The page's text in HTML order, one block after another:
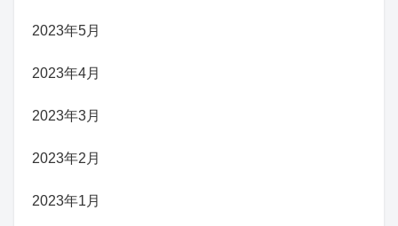
2023年5月
2023年4月
2023年3月
2023年2月
2023年1月